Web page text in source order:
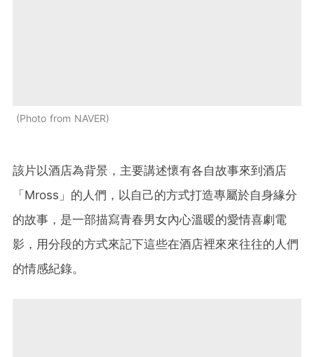
Photo from NAVER
該片以酒店為背景，主要講述懷有各自故事來到酒店
「Mross」的人們，以自己的方式打造專屬於自身緣分
的故事，是一部描寫青春男女內心溫暖的愛情喜劇電
影，用分段的方式來記下這些在酒店裡來來往往的人們
的情感紀錄。